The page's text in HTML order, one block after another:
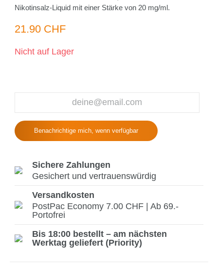
Nikotinsalz-Liquid mit einer Stärke von 20 mg/ml.
21.90 CHF
Nicht auf Lager
Benachrichtige mich, wenn verfügbar
Sichere Zahlungen
Gesichert und vertrauenswürdig
Versandkosten
PostPac Economy 7.00 CHF | Ab 69.-
Portofrei
Bis 18:00 bestellt – am nächsten
Werktag geliefert (Priority)